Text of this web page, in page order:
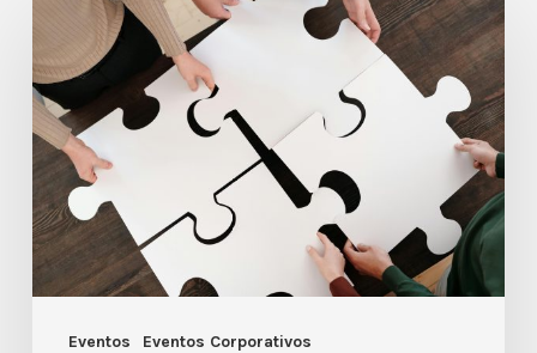
Eventos Eventos Corporativos
Tecnologia
Para
Eventos
em
2025